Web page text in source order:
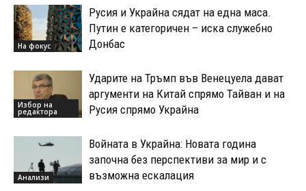
На фокус
Русия и Украйна сядат на една маса.
Путин е категоричен – иска служебно
Донбас
Избор на
редактора
Ударите на Тръмп във Венецуела дават
аргументи на Китай спрямо Тайван и на
Русия спрямо Украйна
Анализи
Войната в Украйна: Новата година
започна без перспективи за мир и с
възможна ескалация